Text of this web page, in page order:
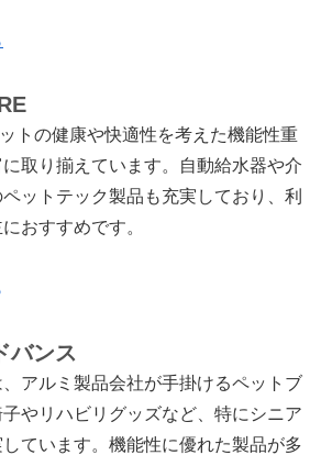
トの健康や快適性を考えた機能性重
取り揃えています。自動給水器や介
ットテック製品も充実しており、利
おすすめです。
バンス
アルミ製品会社が手掛けるペットブ
やリハビリグッズなど、特にシニア
ています。機能性に優れた製品が多